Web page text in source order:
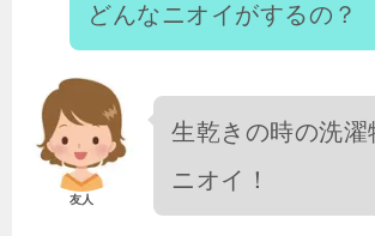
どんなニオイがするの？
友人
生乾きの時の洗濯
ニオイ！